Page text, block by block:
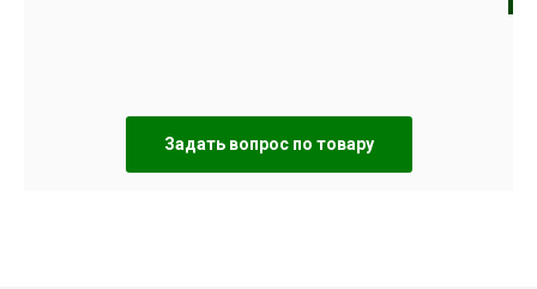
Задать вопрос по товару